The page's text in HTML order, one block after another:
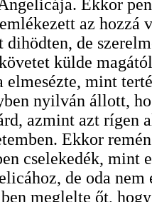
Ekkor
az hozzá
dihödten, de
külde
elmesézte, mint
nyilván állott,
azmint azt rígen
Ekkor
cselekedék, mint
de oda nem
meglelte őt,